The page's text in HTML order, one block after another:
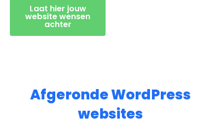
Laat hier jouw
website wensen
achter
Afgeronde WordPress
websites